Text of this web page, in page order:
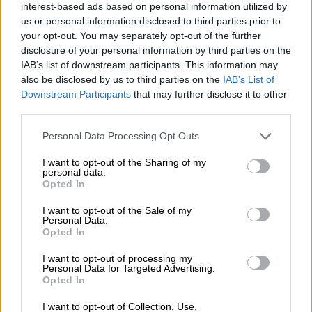
interest-based ads based on personal information utilized by
us or personal information disclosed to third parties prior to
your opt-out. You may separately opt-out of the further
disclosure of your personal information by third parties on the
IAB’s list of downstream participants. This information may
also be disclosed by us to third parties on the IAB’s List of
Downstream Participants that may further disclose it to other
Personal Data Processing Opt Outs
I want to opt-out of the Sharing of my
personal data.
Opted In
I want to opt-out of the Sale of my
Personal Data.
Opted In
I want to opt-out of processing my
Personal Data for Targeted Advertising.
Opted In
I want to opt-out of Collection, Use,
para reducir ese impacto.
SOBRE EL AUTOR
Fernando Ballestero
Técnico Comercial del Estado. Ex Embajador de
España en la OCDE Ha ocupado puestos relevantes
en el sector público y en la empresa privada.
OPINIONES DIVERSAS
¿La ciudadanía de Occidente